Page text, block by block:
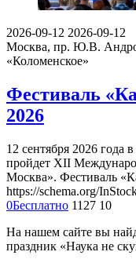
2026-09-12 2026-09-12
Москва, пр. Ю.В.
«Коломенское»
Фестиваль
2026
12 сентября 2026 года
пройдет XII
Москва». Фестиваль
https://schema.org/
0Бесплатно 1127 10
На нашем сайте вы
праздник «Наука не